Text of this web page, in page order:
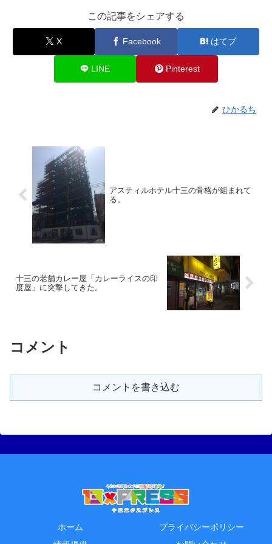
この記事をシェアする
X Facebook はてブ
LINE Pinterest
ひかるち
アスティルホテル十三の骨格が組まれて
る。
十三の老舗カレー屋「カレーライスの印
度屋」に突撃してきた。
コメント
コメントを書き込む
ホーム
プライバシーポリシー